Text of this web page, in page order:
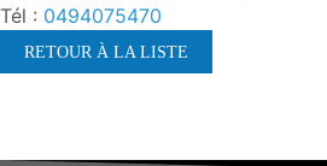
Tél : 0494075470
RETOUR À LA LISTE